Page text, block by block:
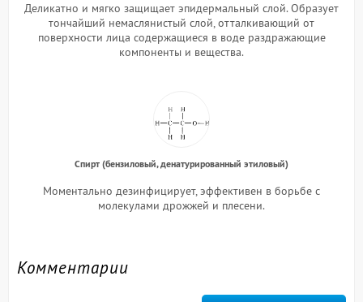
Деликатно и мягко защищает эпидермальный слой. Образует
тончайший немаслянистый слой, отталкивающий от
поверхности лица содержащиеся в воде раздражающие
компоненты и вещества.
Спирт (бензиловый, денатурированный этиловый)
Моментально дезинфицирует, эффективен в борьбе с
молекулами дрожжей и плесени.
Комментарии